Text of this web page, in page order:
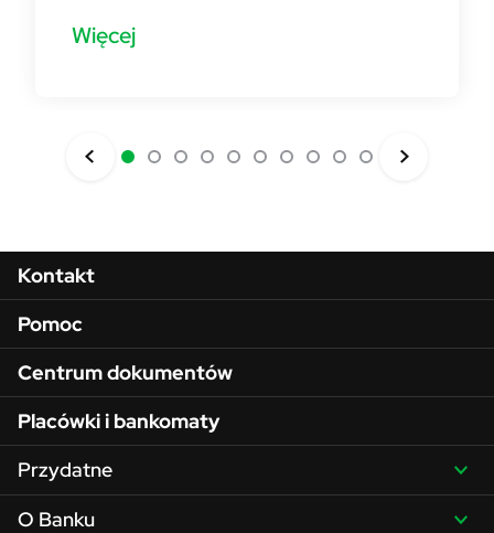
Więcej
Menu w stopce
Kontakt
Pomoc
Centrum dokumentów
Placówki i bankomaty
Przydatne
O Banku